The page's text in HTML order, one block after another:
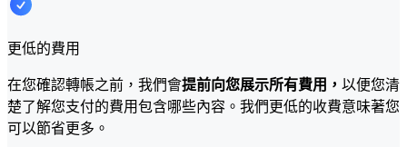
更低的費用
在您確認轉帳之前，我們會提前向您展示所有費用， 以便您清
楚了解您支付的費用包含哪些內容。我們更低的收費意味著您
可以節省更多。